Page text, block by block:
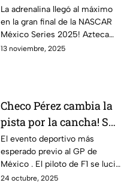
Deportes en la pista con
los campeones
La adrenalina llegó al máximo
en la gran final de la NASCAR
México Series 2025! Azteca
Deportes estuvo presente en
automovilismo nacional.
13 noviembre, 2025
Checo Pérez cambia la
pista por la cancha! Se
celebró la 10ª edición
de “De la Pista a la
Cancha”
El evento deportivo más
esperado previo al GP de
México . El piloto de F1 se lució
con Hack trick.
24 octubre, 2025